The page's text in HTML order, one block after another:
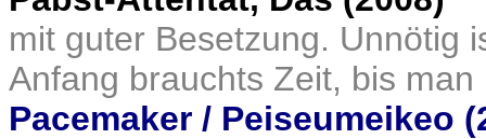
mit guter Besetzung. Unnötig
Anfang brauchts Zeit, bis
Pacemaker / Peiseumeikeo